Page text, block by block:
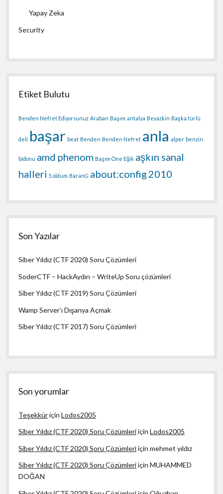
Yapay Zeka
Security
Etiket Bulutu
Benden Nefret Ediyorsunuz Araban Başım antalya Beyazkin Başka türlü
deli başar beat Benden Benden Nefret anla alper benzin
bidonu amd phenom Başım Öne Eğik aşkın sanal
halleri 5.oldum BaranG about:config 2010
Son Yazılar
Siber Yıldız (CTF 2020) Soru Çözümleri
SoderCTF – HackAydın – WriteUp Soru çözümleri
Siber Yıldız (CTF 2019) Soru Çözümleri
Wamp Server’ı Dışarıya Açmak
Siber Yıldız (CTF 2017) Soru Çözümleri
Son yorumlar
TeşekküriçinLodos2005
Siber Yıldız (CTF 2020) Soru ÇözümleriiçinLodos2005
Siber Yıldız (CTF 2020) Soru Çözümleriiçinmehmet yıldız
Siber Yıldız (CTF 2020) Soru ÇözümleriiçinMUHAMMED
DOĞAN